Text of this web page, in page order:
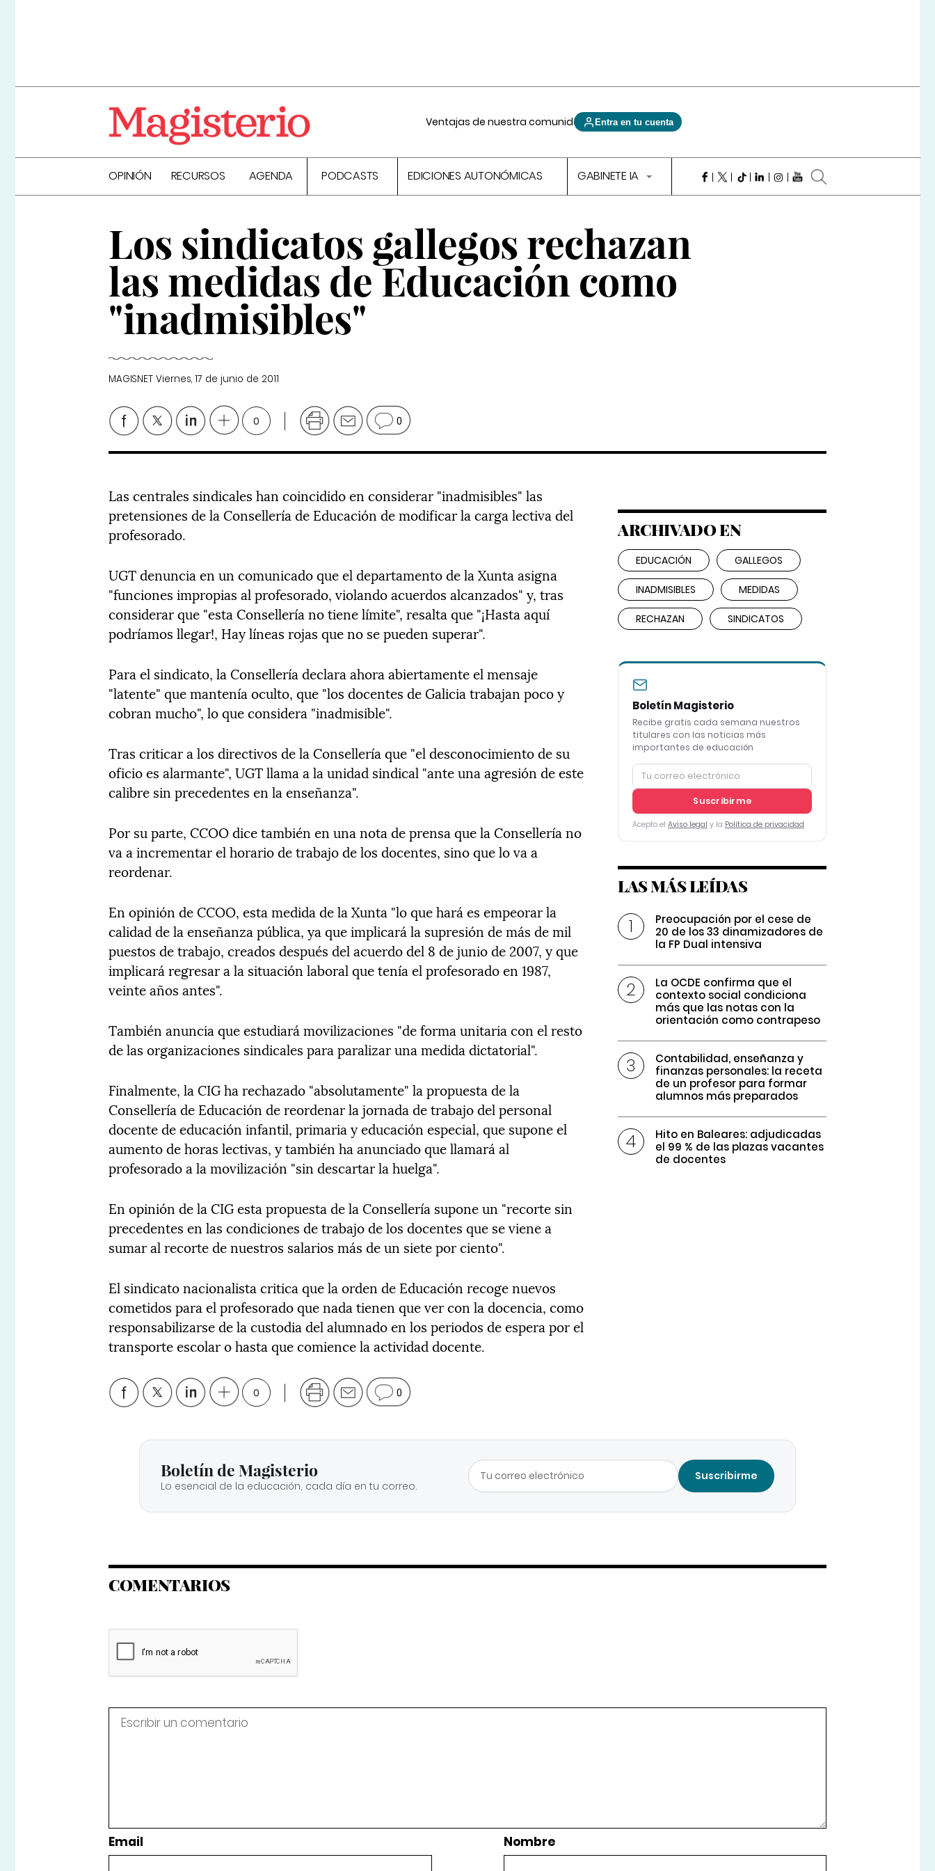
Ventajas de nuestra comunidad Entra en tu cuenta
OPINIÓN RECURSOS AGENDA PODCASTS EDICIONES AUTONÓMICAS GABINETE IA
Los sindicatos gallegos rechazan
las medidas de Educación como
"inadmisibles"
MAGISNET Viernes, 17 de junio de 2011
0 0
Las centrales sindicales han coincidido en considerar "inadmisibles" las
pretensiones de la Consellería de Educación de modificar la carga lectiva del
profesorado.
UGT denuncia en un comunicado que el departamento de la Xunta asigna
"funciones impropias al profesorado, violando acuerdos alcanzados" y, tras
considerar que "esta Consellería no tiene límite", resalta que "¡Hasta aquí
podríamos llegar!, Hay líneas rojas que no se pueden superar".
Para el sindicato, la Consellería declara ahora abiertamente el mensaje
"latente" que mantenía oculto, que "los docentes de Galicia trabajan poco y
cobran mucho", lo que considera "inadmisible".
Tras criticar a los directivos de la Consellería que "el desconocimiento de su
oficio es alarmante", UGT llama a la unidad sindical "ante una agresión de este
calibre sin precedentes en la enseñanza".
Por su parte, CCOO dice también en una nota de prensa que la Consellería no
va a incrementar el horario de trabajo de los docentes, sino que lo va a
reordenar.
En opinión de CCOO, esta medida de la Xunta "lo que hará es empeorar la
calidad de la enseñanza pública, ya que implicará la supresión de más de mil
puestos de trabajo, creados después del acuerdo del 8 de junio de 2007, y que
implicará regresar a la situación laboral que tenía el profesorado en 1987,
veinte años antes".
También anuncia que estudiará movilizaciones "de forma unitaria con el resto
de las organizaciones sindicales para paralizar una medida dictatorial".
Finalmente, la CIG ha rechazado "absolutamente" la propuesta de la
Consellería de Educación de reordenar la jornada de trabajo del personal
docente de educación infantil, primaria y educación especial, que supone el
aumento de horas lectivas, y también ha anunciado que llamará al
profesorado a la movilización "sin descartar la huelga".
En opinión de la CIG esta propuesta de la Consellería supone un "recorte sin
precedentes en las condiciones de trabajo de los docentes que se viene a
sumar al recorte de nuestros salarios más de un siete por ciento".
El sindicato nacionalista critica que la orden de Educación recoge nuevos
cometidos para el profesorado que nada tienen que ver con la docencia, como
responsabilizarse de la custodia del alumnado en los periodos de espera por el
transporte escolar o hasta que comience la actividad docente.
0 0
ARCHIVADO EN
EDUCACIÓN GALLEGOS
INADMISIBLES MEDIDAS
RECHAZAN SINDICATOS
Boletín Magisterio
Recibe gratis cada semana nuestros
titulares con las noticias más
importantes de educación
Suscribirme
Acepto el Aviso legal y la Política de privacidad
LAS MÁS LEÍDAS
Preocupación por el cese de
20 de los 33 dinamizadores de
la FP Dual intensiva
La OCDE confirma que el
contexto social condiciona
más que las notas con la
orientación como contrapeso
Contabilidad, enseñanza y
finanzas personales: la receta
de un profesor para formar
alumnos más preparados
Hito en Baleares: adjudicadas
el 99 % de las plazas vacantes
de docentes
Boletín de Magisterio
Lo esencial de la educación, cada día en tu correo.
Suscribirme
COMENTARIOS
Email Nombre